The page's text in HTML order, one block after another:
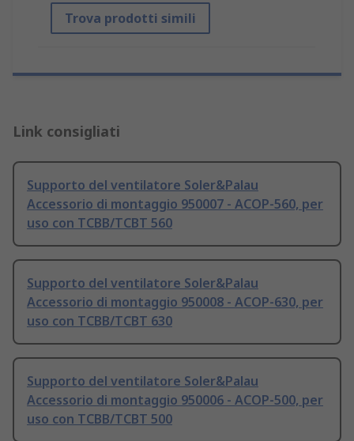
Trova prodotti simili
Link consigliati
Supporto del ventilatore Soler&Palau
Accessorio di montaggio 950007 - ACOP-560, per
uso con TCBB/TCBT 560
Supporto del ventilatore Soler&Palau
Accessorio di montaggio 950008 - ACOP-630, per
uso con TCBB/TCBT 630
Supporto del ventilatore Soler&Palau
Accessorio di montaggio 950006 - ACOP-500, per
uso con TCBB/TCBT 500